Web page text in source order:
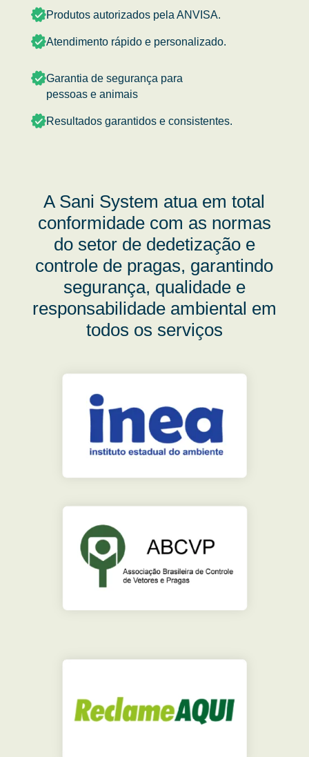
Produtos autorizados pela ANVISA.
Atendimento rápido e personalizado.
Garantia de segurança para
pessoas e animais
Resultados garantidos e consistentes.
A Sani System atua em total
conformidade com as normas
do setor de dedetização e
controle de pragas, garantindo
segurança, qualidade e
responsabilidade ambiental em
todos os serviços